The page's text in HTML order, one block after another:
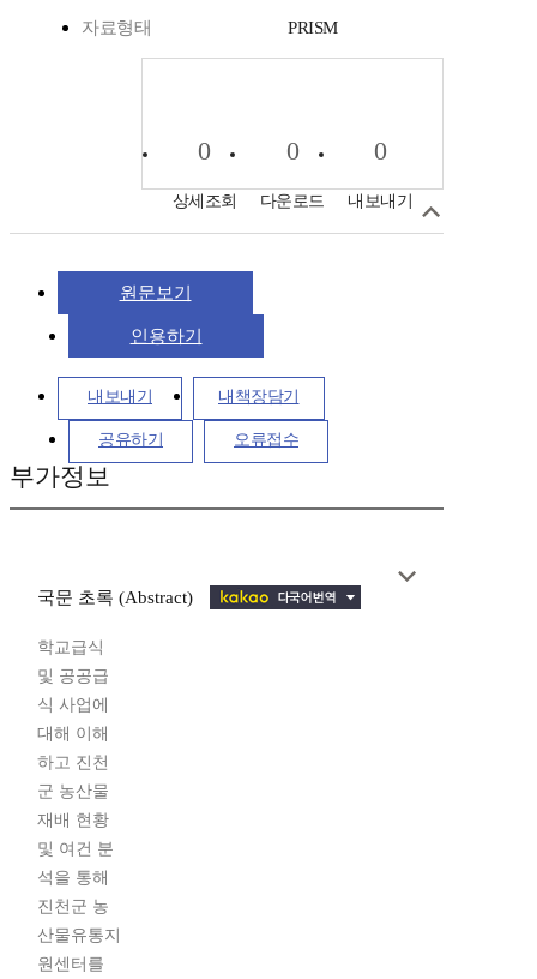
자료형태 PRISM
0
상세조회
0
다운로드
0
내보내기
원문보기
인용하기
내보내기 내책장담기
공유하기 오류접수
부가정보
국문 초록 (Abstract)
학교급식
및 공공급
식 사업에
대해 이해
하고 진천
군 농산물
재배 현황
및 여건 분
석을 통해
진천군 농
산물유통지
원센터를